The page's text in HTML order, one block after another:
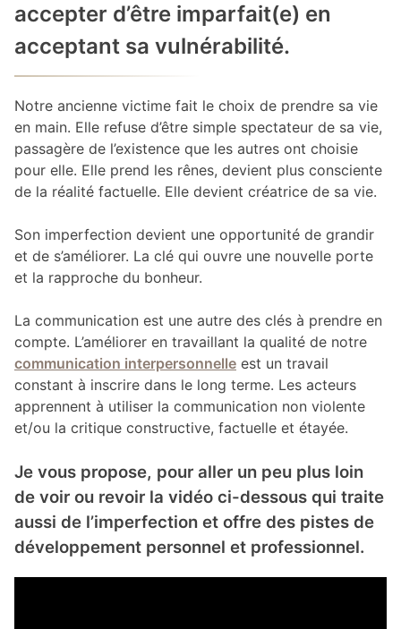
accepter d’être imparfait(e) en
acceptant sa vulnérabilité.
Notre ancienne victime fait le choix de prendre sa vie
en main. Elle refuse d’être simple spectateur de sa vie,
passagère de l’existence que les autres ont choisie
pour elle. Elle prend les rênes, devient plus consciente
de la réalité factuelle. Elle devient créatrice de sa vie.
Son imperfection devient une opportunité de grandir
et de s’améliorer. La clé qui ouvre une nouvelle porte
et la rapproche du bonheur.
La communication est une autre des clés à prendre en
compte. L’améliorer en travaillant la qualité de notre
communication interpersonnelle est un travail
constant à inscrire dans le long terme. Les acteurs
apprennent à utiliser la communication non violente
et/ou la critique constructive, factuelle et étayée.
Je vous propose, pour aller un peu plus loin
de voir ou revoir la vidéo ci-dessous qui traite
aussi de l’imperfection et offre des pistes de
développement personnel et professionnel.